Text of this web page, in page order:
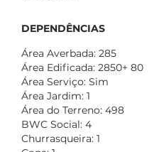
DEPENDÊNCIAS
Área Averbada: 285
Área Edificada: 2850+ 80
Área Serviço: Sim
Área Jardim: 1
Área do Terreno: 498
BWC Social: 4
Churrasqueira: 1